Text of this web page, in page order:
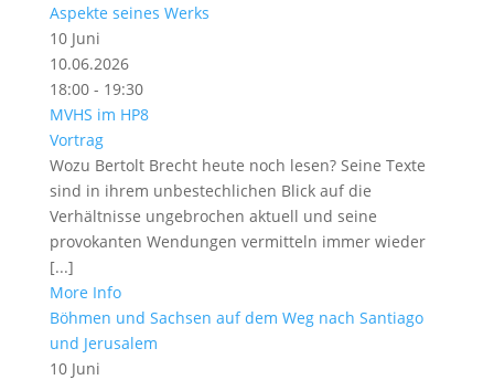
Aspekte seines Werks
10 Juni
10.06.2026
18:00 - 19:30
MVHS im HP8
Vortrag
Wozu Bertolt Brecht heute noch lesen? Seine Texte
sind in ihrem unbestechlichen Blick auf die
Verhältnisse ungebrochen aktuell und seine
provokanten Wendungen vermitteln immer wieder
[...]
More Info
Böhmen und Sachsen auf dem Weg nach San­tiago
und Jerusalem
10 Juni